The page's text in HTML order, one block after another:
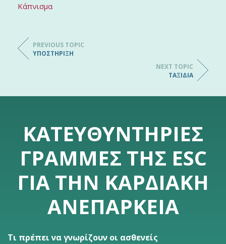
Κάπνισμα
PREVIOUS TOPIC
ΥΠΟΣΤΉΡΙΞΗ
NEXT TOPIC
ΤΑΞΊΔΙΑ
ΚΑΤΕΥΘΥΝΤΉΡΙΕΣ
ΓΡΑΜΜΈΣ ΤΗΣ ESC
ΓΙΑ ΤΗΝ ΚΑΡΔΙΑΚΉ
ΑΝΕΠΆΡΚΕΙΑ
Τι πρέπει να γνωρίζουν οι ασθενείς